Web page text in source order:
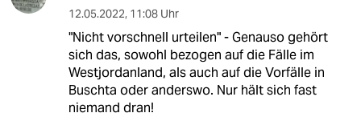
12.05.2022, 11:08 Uhr
"Nicht vorschnell urteilen" - Genauso gehört
sich das, sowohl bezogen auf die Fälle im
Westjordanland, als auch auf die Vorfälle in
Buschta oder anderswo. Nur hält sich fast
niemand dran!